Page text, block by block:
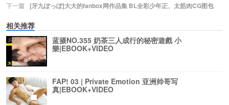
下一篇
[牙九ぽっぽ]大大的fanbox网作品集 BL全彩少年正、太筋肉CG图包
相关推荐
蓝摄NO.355 奶茶三人成行的秘密遊戲 小
樂|EBOOK+VIDEO
FAP! 03 | Private Emotion 亚洲帅哥写
真|EBOOK+VIDEO